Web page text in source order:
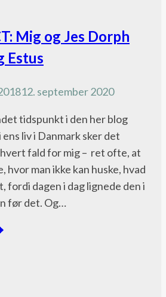
Mig og Jes Dorph
Estus
12. september 2020
tidspunkt i den her blog
ens liv i Danmark sker det
fald for mig – ret ofte, at
hvor man ikke kan huske, hvad
fordi dagen i dag lignede den i
før det. Og…